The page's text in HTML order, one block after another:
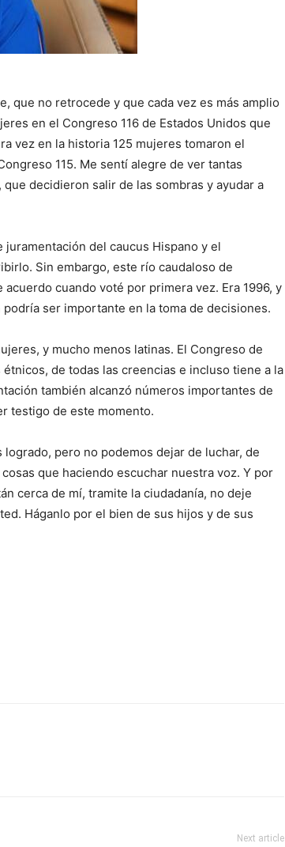
que no retrocede y que cada vez es más amplio
en el Congreso 116 de Estados Unidos que
vez en la historia 125 mujeres tomaron el
115. Me sentí alegre de ver tantas
decidieron salir de las sombras y ayudar a
del caucus Hispano y el
Sin embargo, este río caudaloso de
cuando voté por primera vez. Era 1996, y
ser importante en la toma de decisiones.
y mucho menos latinas. El Congreso de
de todas las creencias e incluso tiene a la
también alcanzó números importantes de
testigo de este momento.
pero no podemos dejar de luchar, de
que haciendo escuchar nuestra voz. Y por
cerca de mí, tramite la ciudadanía, no deje
Háganlo por el bien de sus hijos y de sus
Next article